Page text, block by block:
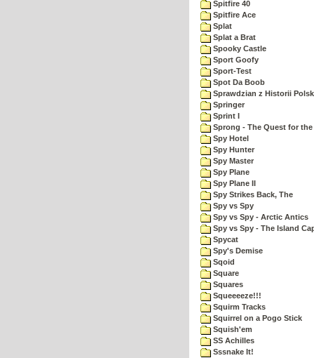
Spitfire 40
Spitfire Ace
Splat
Splat a Brat
Spooky Castle
Sport Goofy
Sport-Test
Spot Da Boob
Sprawdzian z Historii
Springer
Sprint I
Sprong - The Quest for
Spy Hotel
Spy Hunter
Spy Master
Spy Plane
Spy Plane II
Spy Strikes Back, The
Spy vs Spy
Spy vs Spy - Arctic Antics
Spy vs Spy - The Island
Spycat
Spy's Demise
Sqoid
Square
Squares
Squeeeeze!!!
Squirm Tracks
Squirrel on a Pogo Stick
Squish'em
SS Achilles
Sssnake It!